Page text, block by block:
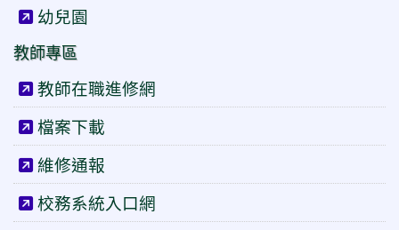
幼兒園
教師專區
教師在職進修網
檔案下載
維修通報
校務系統入口網